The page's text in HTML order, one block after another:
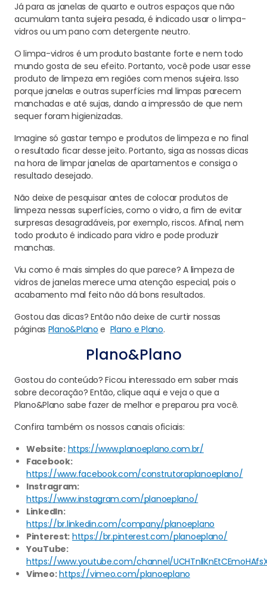
Já para as janelas de quarto e outros espaços que não
acumulam tanta sujeira pesada, é indicado usar o limpa-
vidros ou um pano com detergente neutro.
O limpa-vidros é um produto bastante forte e nem todo
mundo gosta de seu efeito. Portanto, você pode usar esse
produto de limpeza em regiões com menos sujeira. Isso
porque janelas e outras superfícies mal limpas parecem
manchadas e até sujas, dando a impressão de que nem
sequer foram higienizadas.
Imagine só gastar tempo e produtos de limpeza e no final
o resultado ficar desse jeito. Portanto, siga as nossas dicas
na hora de limpar janelas de apartamentos e consiga o
resultado desejado.
Não deixe de pesquisar antes de colocar produtos de
limpeza nessas superfícies, como o vidro, a fim de evitar
surpresas desagradáveis, por exemplo, riscos. Afinal, nem
todo produto é indicado para vidro e pode produzir
manchas.
Viu como é mais simples do que parece? A limpeza de
vidros de janelas merece uma atenção especial, pois o
acabamento mal feito não dá bons resultados.
Gostou das dicas? Então não deixe de curtir nossas
páginas Plano&Plano e Plano e Plano.
Plano&Plano
Gostou do conteúdo? Ficou interessado em saber mais
sobre decoração? Então, clique aqui e veja o que a
Plano&Plano sabe fazer de melhor e preparou pra você.
Confira também os nossos canais oficiais:
Website: https://www.planoeplano.com.br/
Facebook:
https://www.facebook.com/construtoraplanoeplano/
Instragram:
https://www.instagram.com/planoeplano/
LinkedIn:
https://br.linkedin.com/company/planoeplano
Pinterest: https://br.pinterest.com/planoeplano/
YouTube:
https://www.youtube.com/channel/
Vimeo:https://vimeo.com/planoeplano